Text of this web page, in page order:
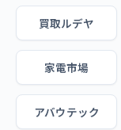
買取ルデヤ
家電市場
アバウテック